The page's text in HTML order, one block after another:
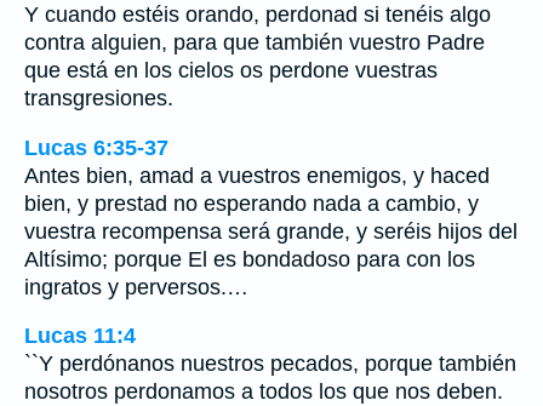
Y cuando estéis orando, perdonad si tenéis algo
contra alguien, para que también vuestro Padre
que está en los cielos os perdone vuestras
transgresiones.
Lucas 6:35-37
Antes bien, amad a vuestros enemigos, y haced
bien, y prestad no esperando nada a cambio, y
vuestra recompensa será grande, y seréis hijos del
Altísimo; porque El es bondadoso para con los
ingratos y perversos.…
Lucas 11:4
``Y perdónanos nuestros pecados, porque también
nosotros perdonamos a todos los que nos deben.